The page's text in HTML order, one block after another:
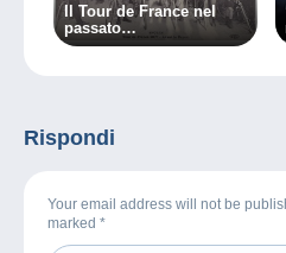
Il Tour de France nel
passato…
Rispondi
Your email address will not be
marked *